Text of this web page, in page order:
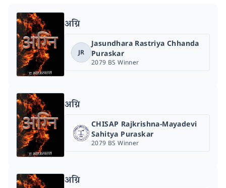
अग्नि
JR
Jasundhara Rastriya Chhanda
Puraskar
2079 BS Winner
अग्नि
CHISAP Rajkrishna-Mayadevi
Sahitya Puraskar
2079 BS Winner
अग्नि